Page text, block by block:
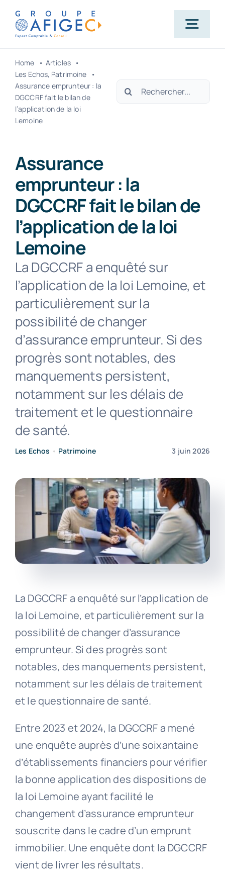
Passer
contenu
Qui-sommes-nous ?
Actualités
Carrière
Home
Articles
Les Echos Patrimoine
Assurance emprunteur : la
DGCCRF fait le bilan de
l’application de la loi
Lemoine
Rechercher:
Assurance
emprunteur : la
DGCCRF fait le bilan de
l’application de la loi
Lemoine
La DGCCRF a enquêté sur
l’application de la loi Lemoine, et
particulièrement sur la
possibilité de changer
d’assurance emprunteur. Si des
progrès sont notables, des
manquements persistent,
notamment sur les délais de
traitement et le questionnaire
de santé.
Les Echos • Patrimoine 3 juin 2026
La DGCCRF a enquêté sur l’application de
la loi Lemoine, et particulièrement sur la
possibilité de changer d’assurance
emprunteur. Si des progrès sont
notables, des manquements persistent,
notamment sur les délais de traitement
et le questionnaire de santé.
Entre 2023 et 2024, la DGCCRF a mené
une enquête auprès d’une soixantaine
d’établissements financiers pour vérifier
la bonne application des dispositions de
la loi Lemoine ayant facilité le
changement d’assurance emprunteur
souscrite dans le cadre d’un emprunt
immobilier. Une enquête dont la DGCCRF
vient de livrer les résultats.